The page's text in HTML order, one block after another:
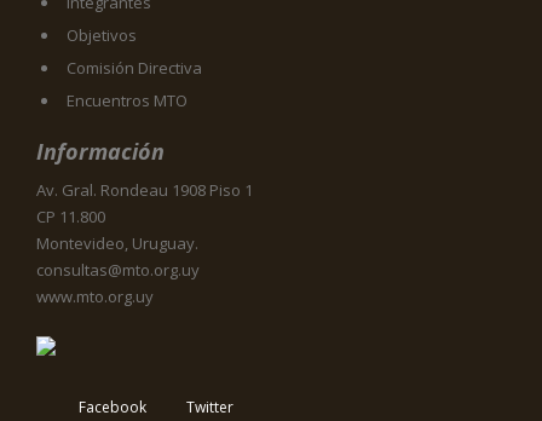
Objetivos
Comisión Directiva
Encuentros MTO
Información
Av. Gral. Rondeau 1908 Piso 1
CP 11.800
Montevideo, Uruguay.
consultas@mto.org.uy
www.mto.org.uy
Facebook Twitter